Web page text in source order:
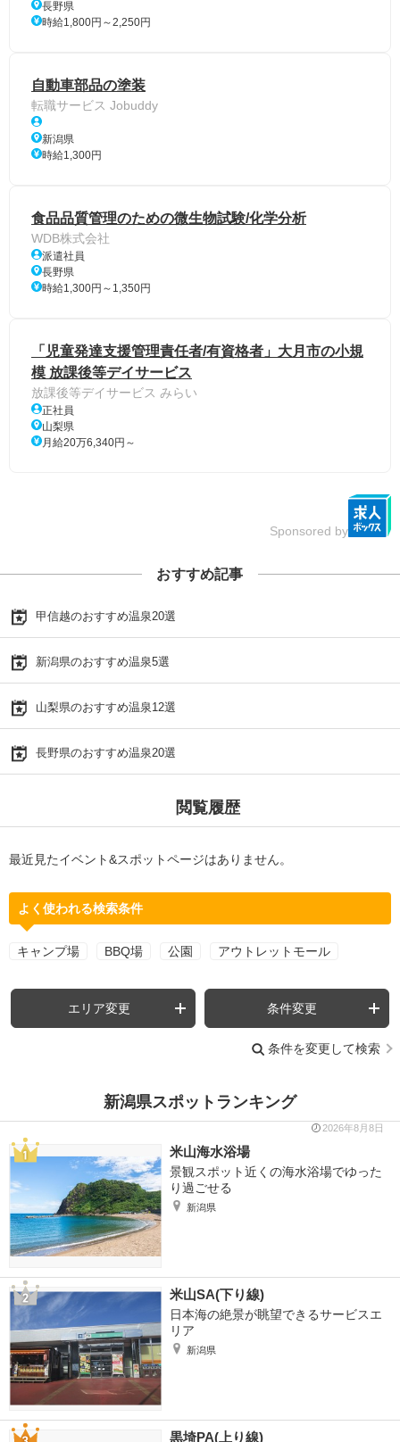
長野県
時給1,800円～2,250円
自動車部品の塗装
転職サービス Jobuddy
新潟県
時給1,300円
食品品質管理のための微生物試験/化学分析
WDB株式会社
派遣社員
長野県
時給1,300円～1,350円
「児童発達支援管理責任者/有資格者」大月市の小規
模 放課後等デイサービス
放課後等デイサービス みらい
正社員
山梨県
月給20万6,340円～
Sponsored by
おすすめ記事
甲信越のおすすめ温泉20選
新潟県のおすすめ温泉5選
山梨県のおすすめ温泉12選
長野県のおすすめ温泉20選
閲覧履歴
最近見たイベント&スポットページはありません。
よく使われる検索条件
キャンプ場 BBQ場 公園 アウトレットモール
エリア変更 条件変更
条件を変更して検索
新潟県スポットランキング
2026年8月8日
米山海水浴場
景観スポット近くの海水浴場でゆった
り過ごせる
新潟県
米山SA(下り線)
日本海の絶景が眺望できるサービスエ
リア
新潟県
黒埼PA(上り線)